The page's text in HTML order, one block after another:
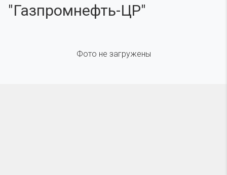
"Газпромнефть-ЦР"
Фото не загружены